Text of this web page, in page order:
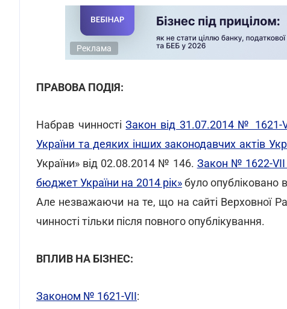
Реклама
ПРАВОВА ПОДІЯ:
Набрав чинностіЗакон від 31.07.2014 № 1621-
України та деяких інших законодавчих актів
України» від 02.08.2014 № 146. Закон № 1622-VII
бюджет України на 2014 рік»було опубліковано
Але незважаючи на те, що на сайті Верховної
чинності тільки після повного опублікування.
ВПЛИВ НА БІЗНЕС:
Законом № 1621-VII: